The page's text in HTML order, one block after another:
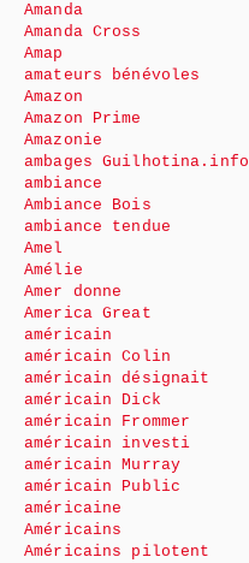
Amanda
Amanda Cross
Amap
amateurs bénévoles
Amazon
Amazon Prime
Amazonie
ambages Guilhotina.info
ambiance
Ambiance Bois
ambiance tendue
Amel
Amélie
Amer donne
America Great
américain
américain Colin
américain désignait
américain Dick
américain Frommer
américain investi
américain Murray
américain Public
américaine
Américains
Américains pilotent